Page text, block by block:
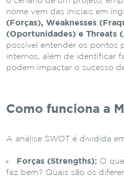
nome vem das iniciais em
(Forças), Weaknesses
(Oportunidades) e Threats
possível entender os pontos
internos, além de identificar
podem impactar o sucesso
Como funciona a
A análise SWOT é dividida
Forças (Strengths): O
faz bem? Quais são os